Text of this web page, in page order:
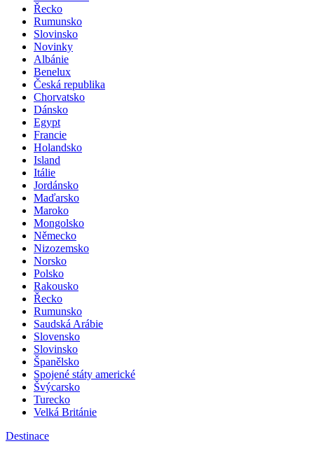
Řecko
Rumunsko
Slovinsko
Novinky
Albánie
Benelux
Česká republika
Chorvatsko
Dánsko
Egypt
Francie
Holandsko
Island
Itálie
Jordánsko
Maďarsko
Maroko
Mongolsko
Německo
Nizozemsko
Norsko
Polsko
Rakousko
Řecko
Rumunsko
Saudská Arábie
Slovensko
Slovinsko
Španělsko
Spojené státy americké
Švýcarsko
Turecko
Velká Británie
Destinace